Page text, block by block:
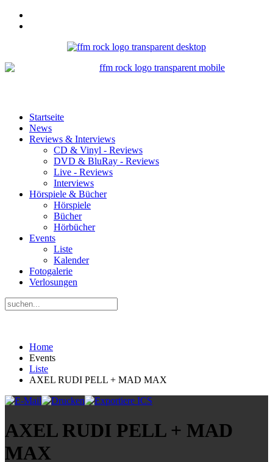
Startseite
News
Reviews & Interviews
CD & Vinyl - Reviews
DVD & BluRay - Reviews
Live - Reviews
Interviews
Hörspiele & Bücher
Hörspiele
Bücher
Hörbücher
Events
Liste
Kalender
Fotogalerie
Verlosungen
Home
Events
Liste
AXEL RUDI PELL + MAD MAX
AXEL RUDI PELL + MAD
MAX